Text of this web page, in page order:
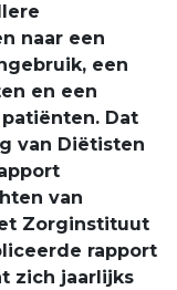
naar een
een
en een
Dat
van Diëtisten
van
Zorginstituut
rapport
zich jaarlijks